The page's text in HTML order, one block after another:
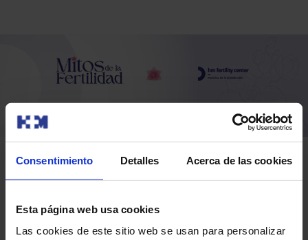
Consentimiento Detalles Acerca de las cookies
Esta página web usa cookies
Las cookies de este sitio web se usan para personalizar